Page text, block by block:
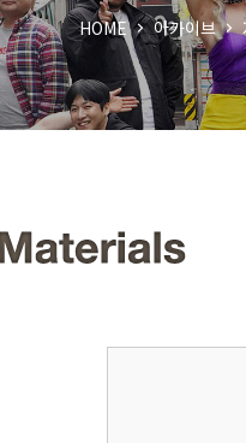
HOME 아카이브